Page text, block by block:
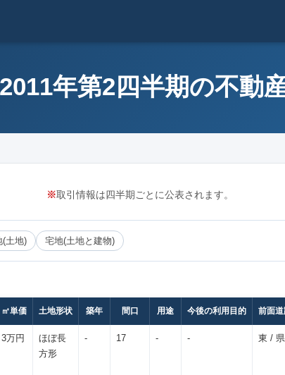
年第2四半期の不動
※取引情報は四半期ごとに公表されます。
(土地) 宅地(土地と建物)
㎡単価 土地形状 築年 間口 用途 今後の利用目的 前面道
3万円
ほぼ長
方形
- 17 - - 東 /